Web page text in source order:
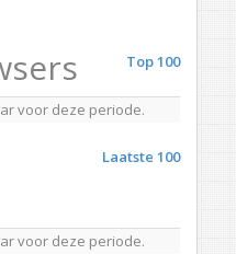
Top 100
voor deze periode.
Laatste 100
voor deze periode.